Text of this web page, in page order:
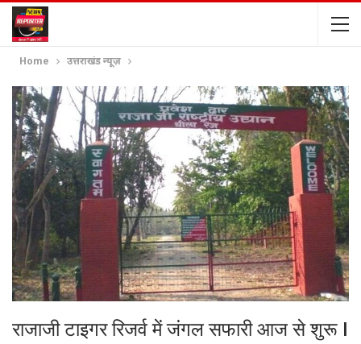
Home उत्तराखंड न्यूज़
राजाजी टाइगर रिजर्व में जंगल सफारी आज से शुरू I